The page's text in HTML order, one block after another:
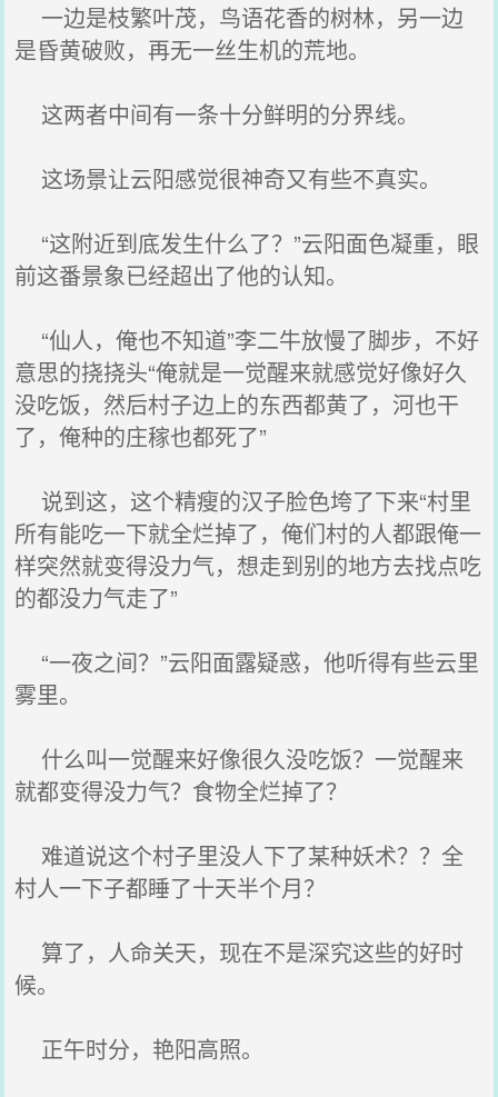
一边是枝繁叶茂，鸟语花香的树林，另一边
是昏黄破败，再无一丝生机的荒地。
这两者中间有一条十分鲜明的分界线。
这场景让云阳感觉很神奇又有些不真实。
“这附近到底发生什么了？”云阳面色凝重，眼
前这番景象已经超出了他的认知。
“仙人，俺也不知道”李二牛放慢了脚步，不好
意思的挠挠头“俺就是一觉醒来就感觉好像好久
没吃饭，然后村子边上的东西都黄了，河也干
了，俺种的庄稼也都死了”
说到这，这个精瘦的汉子脸色垮了下来“村里
所有能吃一下就全烂掉了，俺们村的人都跟俺一
样突然就变得没力气，想走到别的地方去找点吃
的都没力气走了”
“一夜之间？”云阳面露疑惑，他听得有些云里
雾里。
什么叫一觉醒来好像很久没吃饭？一觉醒来
就都变得没力气？食物全烂掉了？
难道说这个村子里没人下了某种妖术？？全
村人一下子都睡了十天半个月？
算了，人命关天，现在不是深究这些的好时
候。
正午时分，艳阳高照。